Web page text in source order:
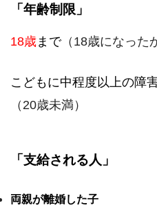
「年齢制限」
18歳まで（18歳になった
こどもに中程度以上の障
（20歳未満）
「支給される人」
両親が離婚した子